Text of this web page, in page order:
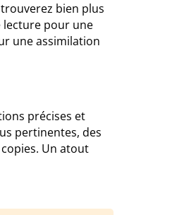
trouverez bien plus
lecture pour une
une assimilation
précises et
pertinentes, des
Un atout